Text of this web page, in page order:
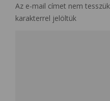
Az e-mail címet nem
karakterrel jelöltük